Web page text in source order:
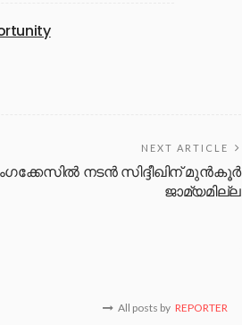
NEXT ARTICLE
നടന്‍ സിദ്ദീഖിന് മുന്‍കൂര്‍
ജാമ്യമില്ല
All posts by REPORTER